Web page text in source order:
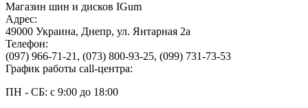
Магазин шин и дисков IGum
Адрес:
49000 Украина, Днепр, ул. Янтарная 2а
Телефон:
(097) 966-71-21 , (073) 800-93-25, (099) 731-73-53
График работы call-центра:
ПН - СБ: с 9:00 до 18:00